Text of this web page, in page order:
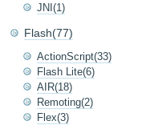
JNI(1)
Flash(77)
ActionScript(33)
Flash Lite(6)
AIR(18)
Remoting(2)
Flex(3)